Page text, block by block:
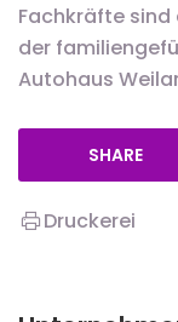
Fachkräfte
der
Autohaus
SHARE
Druckerei